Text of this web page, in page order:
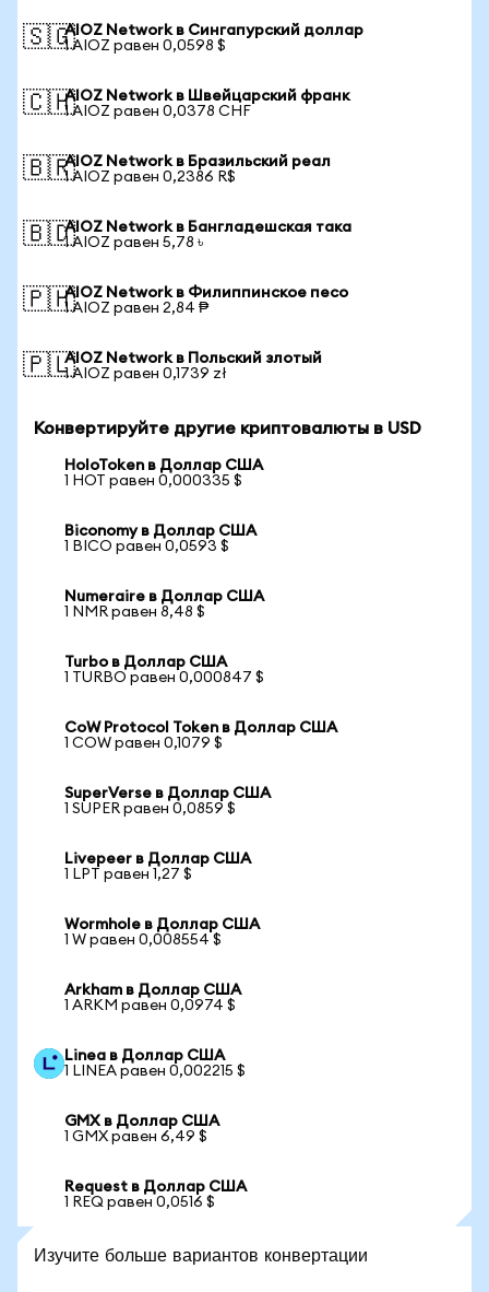
🇸🇬AIOZ Network в Сингапурский доллар
1 AIOZ равен 0,0598 $
🇨🇭AIOZ Network в Швейцарский франк
1 AIOZ равен 0,0378 CHF
🇧🇷AIOZ Network в Бразильский реал
1 AIOZ равен 0,2386 R$
🇧🇩AIOZ Network в Бангладешская така
1 AIOZ равен 5,78 ৳
🇵🇭AIOZ Network в Филиппинское песо
1 AIOZ равен 2,84 ₱
🇵🇱AIOZ Network в Польский злотый
1 AIOZ равен 0,1739 zł
Конвертируйте другие криптовалюты в USD
HoloToken в Доллар США
1 HOT равен 0,000335 $
Biconomy в Доллар США
1 BICO равен 0,0593 $
Numeraire в Доллар США
1 NMR равен 8,48 $
Turbo в Доллар США
1 TURBO равен 0,000847 $
CoW Protocol Token в Доллар США
1 COW равен 0,1079 $
SuperVerse в Доллар США
1 SUPER равен 0,0859 $
Livepeer в Доллар США
1 LPT равен 1,27 $
Wormhole в Доллар США
1 W равен 0,008554 $
Arkham в Доллар США
1 ARKM равен 0,0974 $
Linea в Доллар США
1 LINEA равен 0,002215 $
GMX в Доллар США
1 GMX равен 6,49 $
Request в Доллар США
1 REQ равен 0,0516 $
Изучите больше вариантов конвертации